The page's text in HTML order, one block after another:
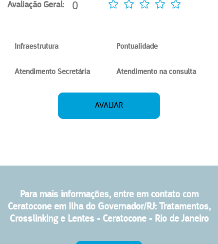
Avaliação Geral: 0
Infraestrutura Pontualidade
Atendimento Secretária Atendimento na consulta
AVALIAR
Para mais informações, entre em contato com
Ceratocone em Ilha do Governador/RJ: Tratamentos,
Crosslinking e Lentes - Ceratocone - Rio de Janeiro